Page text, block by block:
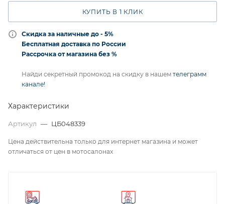
КУПИТЬ В 1 КЛИК
Скидка за наличные до - 5%
Бесплатная доставка по России
Рассрочка от магазина без %
Найди секретный промокод на скидку в нашем телеграмм
канале!
Характеристики
Артикул — ЦБ048339
Цена действительна только для интернет магазина и может
отличаться от цен в мотосалонах